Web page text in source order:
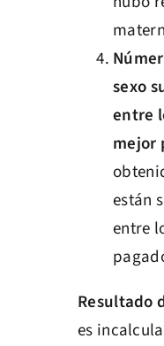
sexo
entre
mejor
están
entre
Resultado
es